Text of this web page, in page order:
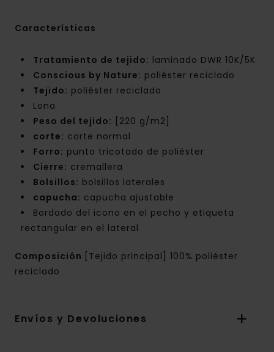
Características
Tratamiento de tejido: laminado DWR 10K/5K
Conscious by Nature: poliéster reciclado
Tejido: poliéster reciclado
Lona
Peso del tejido: [220 g/m2]
corte: corte normal
Forro: punto tricotado de poliéster
Cierre: cremallera
Bolsillos: bolsillos laterales
capucha: capucha ajustable
Bordado del icono en el pecho y etiqueta
rectangular en el lateral
Composición [Tejido principal] 100% poliéster
reciclado
Envíos y Devoluciones